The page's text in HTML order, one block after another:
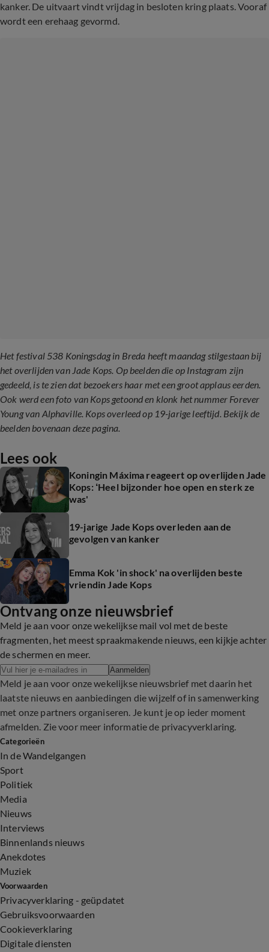
kanker. De uitvaart vindt vrijdag in besloten kring plaats. Vooraf
wordt een erehaag gevormd.
Het festival 538 Koningsdag in Breda heeft maandag stilgestaan bij
het overlijden van Jade Kops. Op beelden die op Instagram zijn
gedeeld, is te zien dat bezoekers haar met een groot applaus eerden.
Ook werd een foto van Kops getoond en klonk het nummer Forever
Young van Alphaville. Kops overleed op 19-jarige leeftijd. Bekijk de
beelden bovenaan deze pagina.
Lees ook
Koningin Máxima reageert op overlijden Jade
Kops: ‘Heel bijzonder hoe open en sterk ze
was'
19-jarige Jade Kops overleden aan de
gevolgen van kanker
Emma Kok 'in shock' na overlijden beste
vriendin Jade Kops
Ontvang onze nieuwsbrief
Meld je aan voor onze wekelijkse mail vol met de beste
fragmenten, het meest spraakmakende nieuws, een kijkje achter
de schermen en meer.
Aanmelden
Meld je aan voor onze wekelijkse nieuwsbrief met daarin het
laatste nieuws en aanbiedingen die wijzelf of in samenwerking
met onze partners organiseren. Je kunt je op ieder moment
afmelden. Zie voor meer informatie de privacyverklaring.
Categorieën
In de Wandelgangen
Sport
Politiek
Media
Nieuws
Interviews
Binnenlands nieuws
Anekdotes
Muziek
Voorwaarden
Privacyverklaring - geüpdatet
Gebruiksvoorwaarden
Cookieverklaring
Digitale diensten